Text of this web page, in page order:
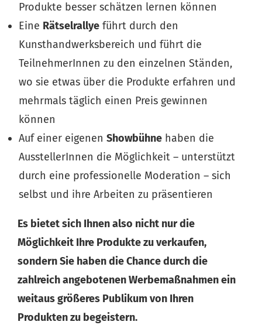
Produkte besser schätzen lernen können
Eine Rätselrallye führt durch den
Kunsthandwerksbereich und führt die
TeilnehmerInnen zu den einzelnen Ständen,
wo sie etwas über die Produkte erfahren und
mehrmals täglich einen Preis gewinnen
können
Auf einer eigenen Showbühne haben die
AusstellerInnen die Möglichkeit – unterstützt
durch eine professionelle Moderation – sich
selbst und ihre Arbeiten zu präsentieren
Es bietet sich Ihnen also nicht nur die
Möglichkeit Ihre Produkte zu verkaufen,
sondern Sie haben die Chance durch die
zahlreich angebotenen Werbemaßnahmen ein
weitaus größeres Publikum von Ihren
Produkten zu begeistern.